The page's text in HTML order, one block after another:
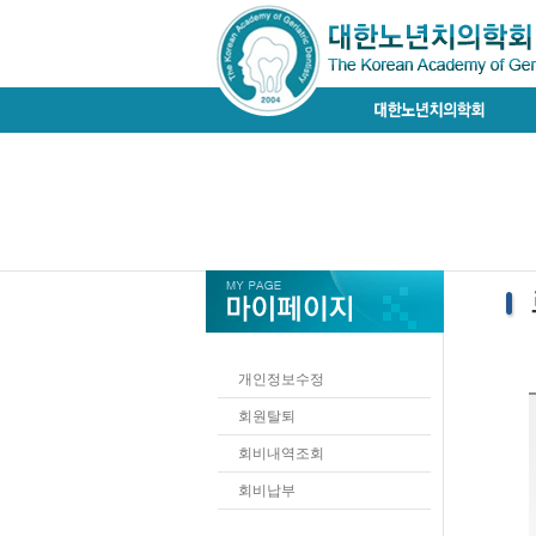
개인정보수정
회원탈퇴
회비내역조회
회비납부